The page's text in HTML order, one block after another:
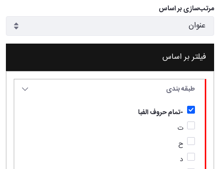
مرتب‌سازی بر اساس
فیلتر بر اساس
طبقه بندی
-تمام حروف الفبا
ت
ح
د